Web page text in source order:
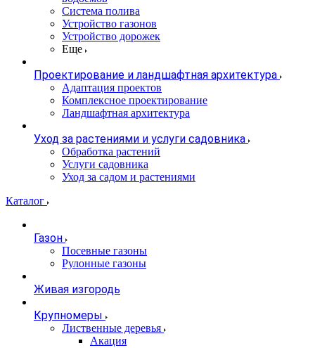
Система полива
Устройство газонов
Устройство дорожек
Еще
Проектирование и ландшафтная архитектура
Адаптация проектов
Комплексное проектирование
Ландшафтная архитектура
Уход за растениями и услуги садовника
Обработка растений
Услуги садовника
Уход за садом и растениями
Каталог
Газон
Посевные газоны
Рулонные газоны
Живая изгородь
Крупномеры
Лиственные деревья
Акация